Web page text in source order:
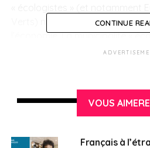
Verts) n’aiment les
l’économie. La municipalité «
d’ailleurs de retirer sa
de posture politique plus
prend par idéologie à
élections des conseillers des
CONTINUE
VOUS
Français à